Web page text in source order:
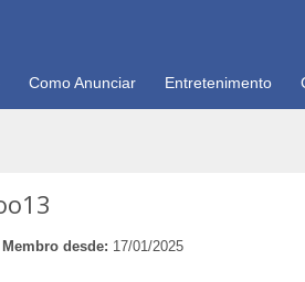
Como Anunciar Entretenimento
Membro desde: 17/01/2025